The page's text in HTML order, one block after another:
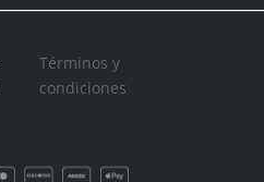
Términos y
condiciones